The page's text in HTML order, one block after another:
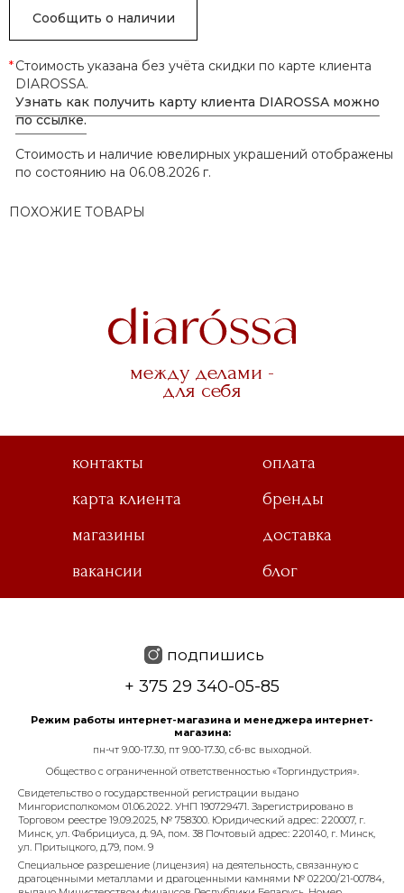
Сообщить о наличии
*Стоимость указана без учёта скидки по карте клиента
DIAROSSA.
Узнать как получить карту клиента DIAROSSA можно
по ссылке.
Стоимость и наличие ювелирных украшений отображены
по состоянию на 06.08.2026 г.
ПОХОЖИЕ ТОВАРЫ
между делами -
для себя
контакты
оплата
карта клиента
бренды
магазины
доставка
вакансии
блог
подпишись
+ 375 29 340-05-85
Режим работы интернет-магазина и менеджера интернет-
магазина:
пн-чт 9.00-17.30, пт 9.00-17.30, сб-вс выходной.
Общество с ограниченной ответственностью «Торгиндустрия».
Свидетельство о государственной регистрации выдано
Мингорисполкомом 01.06.2022. УНП 190729471. Зарегистрировано в
Торговом реестре 19.09.2025, № 758300. Юридический адрес: 220007, г.
Минск, ул. Фабрициуса, д. 9А, пом. 38 Почтовый адрес: 220140, г. Минск,
ул. Притыцкого, д.79, пом. 9
Специальное разрешение (лицензия) на деятельность, связанную с
драгоценными металлами и драгоценными камнями № 02200/21-00784,